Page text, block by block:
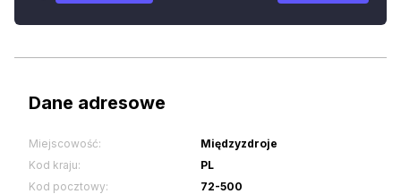
Dane adresowe
Miejscowość:
Międzyzdroje
Kod kraju:
PL
Kod pocztowy:
72-500